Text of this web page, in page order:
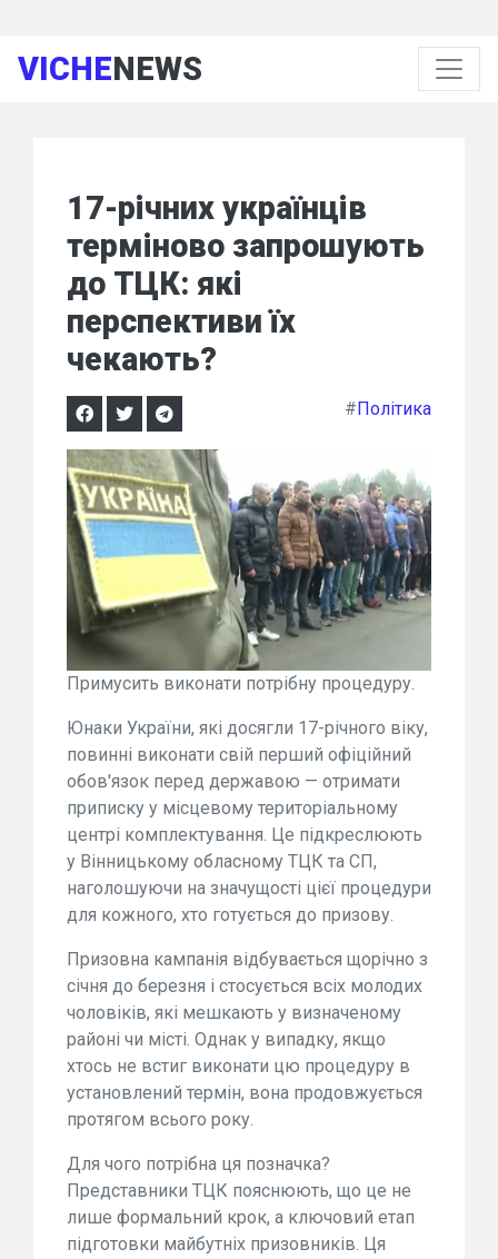
VICHENEWS
17-річних українців
терміново запрошують
до ТЦК: які
перспективи їх
чекають?
#Політика
Примусить виконати потрібну процедуру.
Юнаки України, які досягли 17-річного віку,
повинні виконати свій перший офіційний
обов'язок перед державою — отримати
приписку у місцевому територіальному
центрі комплектування. Це підкреслюють
у Вінницькому обласному ТЦК та СП,
наголошуючи на значущості цієї процедури
для кожного, хто готується до призову.
Призовна кампанія відбувається щорічно з
січня до березня і стосується всіх молодих
чоловіків, які мешкають у визначеному
районі чи місті. Однак у випадку, якщо
хтось не встиг виконати цю процедуру в
установлений термін, вона продовжується
протягом всього року.
Для чого потрібна ця позначка?
Представники ТЦК пояснюють, що це не
лише формальний крок, а ключовий етап
підготовки майбутніх призовників. Ця